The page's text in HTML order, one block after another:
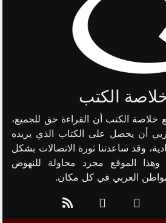
الكتب
خلاصة الكتب أن القراءة حق للجميع،
أن يحصل على الكتاب الذي يريده
وقد ساعدتنا ثورة الاتصالات بشكل
الموقع مجرد محاولة للنهوض
العربي في كل مكان.